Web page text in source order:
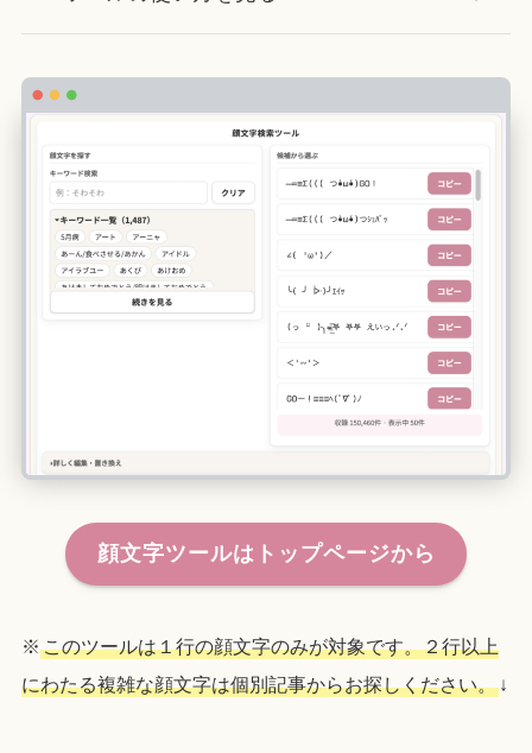
顔文字ツールはトップページから
※ このツールは１行の顔文字のみが対象です。２行以上
にわたる複雑な顔文字は個別記事からお探しください。↓